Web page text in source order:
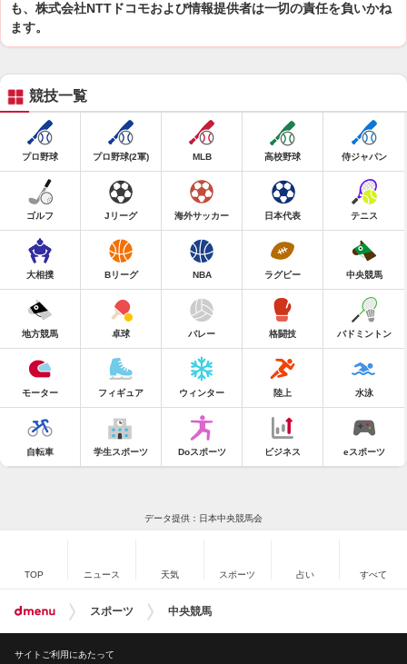
も、株式会社NTTドコモおよび情報提供者は一切の責任を負いかね
ます。
競技一覧
プロ野球 プロ野球(2軍) MLB 高校野球 侍ジャパン
ゴルフ Jリーグ 海外サッカー 日本代表 テニス
大相撲 Bリーグ NBA ラグビー 中央競馬
地方競馬 卓球 バレー 格闘技 バドミントン
モーター フィギュア ウィンター 陸上 水泳
自転車 学生スポーツ Doスポーツ ビジネス eスポーツ
データ提供：日本中央競馬会
TOP ニュース 天気 スポーツ 占い すべて
スポーツ 中央競馬
サイトご利用にあたって